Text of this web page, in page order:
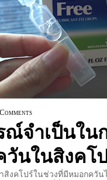
ณ์จำเป็นใน
นในสิงคโ
สิงคโปร์ในช่วงที่มีหมอกควัน